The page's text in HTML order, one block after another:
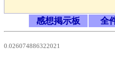
感想掲示板 全
0.026074886322021